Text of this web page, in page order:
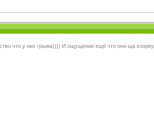
что у них грыжа)))) И ощущение ещё что они ща